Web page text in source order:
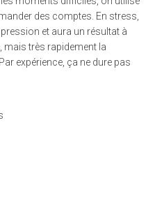
des comptes. En stress,
et aura un résultat à
mais très rapidement la
expérience, ça ne dure pas